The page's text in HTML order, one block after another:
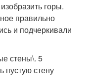
горы.
правильно
и подчеркивали